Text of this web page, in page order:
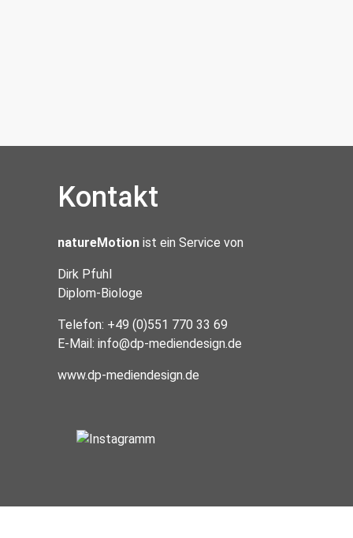
Kontakt
natureMotion ist ein Service von
Dirk Pfuhl
Diplom-Biologe
Telefon: +49 (0)551 770 33 69
E-Mail: info@dp-mediendesign.de
www.dp-mediendesign.de